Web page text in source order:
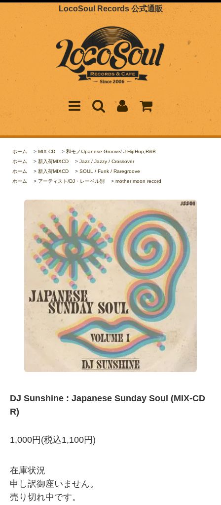
LocoSoul Records 公式通販
ホーム > MIX CD > 和モノ/Jpanese Groove/ J-HipHop,R&B
ホーム
> 新入荷MIXCD > Jazz / Jazzy / Crossover
ホーム
> 新入荷MIXCD > SOUL / Funk / Raregroove
ホーム
> アーティスト/DJ・レーベル別 > mother moon record
DJ Sunshine : Japanese Sunday Soul (MIX-CD
R)
1,000円(税込1,100円)
在庫状況
申し訳御座いません。
売り切れ中です。